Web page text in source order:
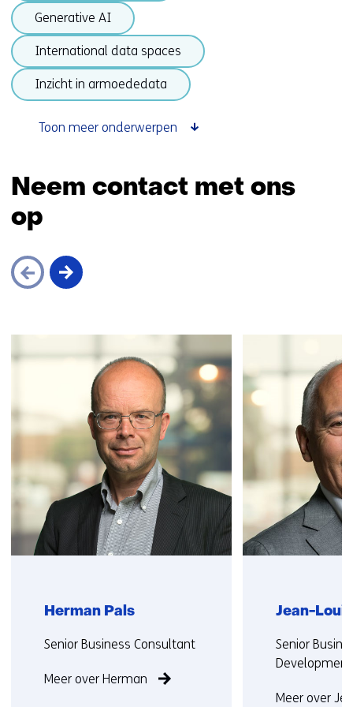
Generative AI
International data spaces
Inzicht in armoededata
Toon meer onderwerpen
naar
navigatie
Neem contact met ons
op
over
(Neem
contact
met
ons
Herman Pals
Functie:
Senior Business Consultant
Meer over Herman
Jean-
Functie:
Senior
Meer over